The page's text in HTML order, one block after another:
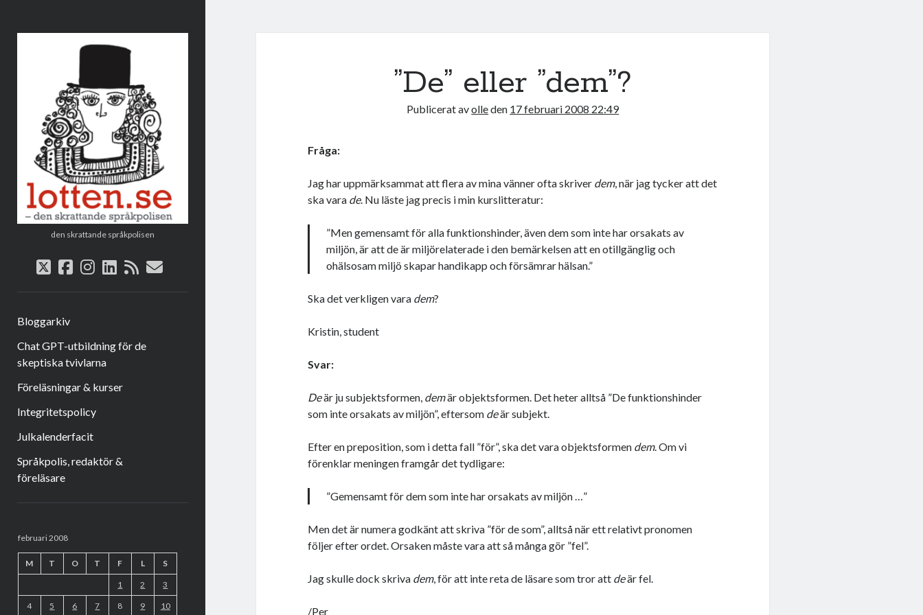
den skrattande språkpolisen
twitter
facebook
instagram
linkedin
rsse-
Bloggarkiv
Chat GPT-utbildning för de
skeptiska tvivlarna
Föreläsningar & kurser
Integritetspolicy
Julkalenderfacit
Språkpolis, redaktör &
föreläsare
februari 2008
M T O T F L S
1 2 3
4 5 6 7 8 9 10
”De” eller ”dem”?
Publicerat avolleden 17 februari 2008 22:49
Fråga:
Jag har uppmärksammat att flera av mina vänner ofta skriver dem, när jag tycker att det
ska vara de. Nu läste jag precis i min kurslitteratur:
”Men gemensamt för alla funktionshinder, även dem som inte har orsakats av
miljön, är att de är miljörelaterade i den bemärkelsen att en otillgänglig och
ohälsosam miljö skapar handikapp och försämrar hälsan.”
Ska det verkligen vara dem?
Kristin, student
Svar:
Deär ju subjektsformen, demär objektsformen. Det heter alltså ”De funktionshinder
som inte orsakats av miljön”, eftersom deär subjekt.
Efter en preposition, som i detta fall ”för”, ska det vara objektsformen dem. Om vi
förenklar meningen framgår det tydligare:
”Gemensamt för dem som inte har orsakats av miljön …”
Men det är numera godkänt att skriva ”för de som”, alltså när ett relativt pronomen
följer efter ordet. Orsaken måste vara att så många gör ”fel”.
Jag skulle dock skriva dem, för att inte reta de läsare som tror att deär fel.
/Per